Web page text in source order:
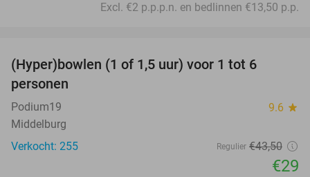
Excl. €2 p.p.p.n. en bedlinnen €13,50 p.p.
(Hyper)bowlen (1 of 1,5 uur) voor 1 tot 6
personen
Podium19 9.6 star
Middelburg
Verkocht: 255
Regulier €43,50
€29